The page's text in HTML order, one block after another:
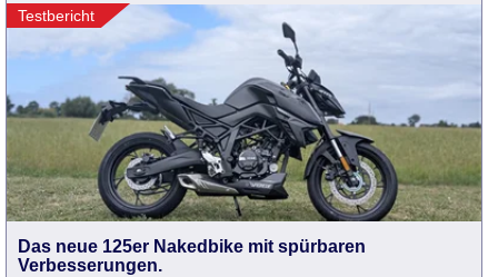
Testbericht
Das neue 125er Nakedbike mit spürbaren
Verbesserungen.